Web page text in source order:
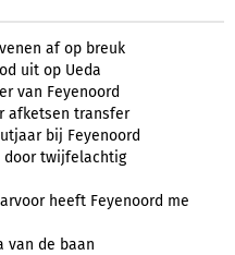
af op breuk
uit op Ueda
van Feyenoord
afketsen transfer
bij Feyenoord
door twijfelachtig
heeft Feyenoord me
van de baan